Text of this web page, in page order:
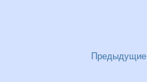
Предыдущие